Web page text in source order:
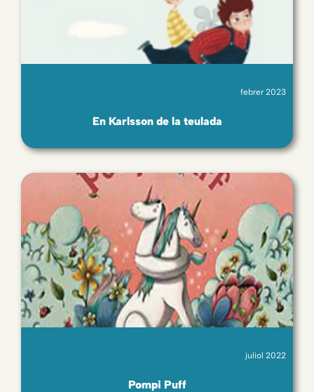
febrer 2023
En Karlsson de la teulada
juliol 2022
Pompi Puff